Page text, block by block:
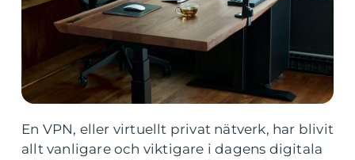
En VPN, eller virtuellt privat nätverk, har blivit
allt vanligare och viktigare i dagens digitala